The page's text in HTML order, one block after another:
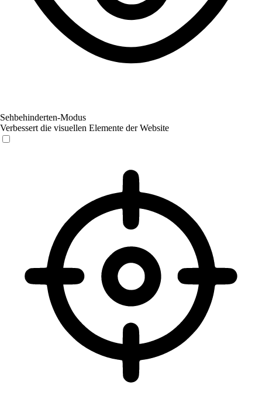
Sehbehinderten-Modus
Verbessert die visuellen Elemente der Website